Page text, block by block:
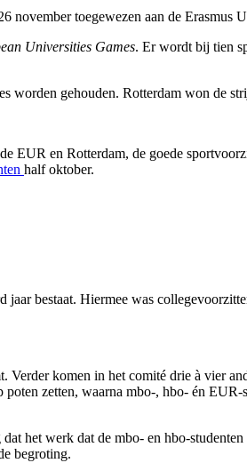
november toegewezen aan de Erasmus
Universities Games. Er wordt bij tien
worden gehouden. Rotterdam won de
en Rotterdam, de goede
half oktober.
bestaat. Hiermee was
komen in het comité drie à vier
zetten, waarna mbo-, hbo- én
het werk dat de mbo- en hbo-
begroting.